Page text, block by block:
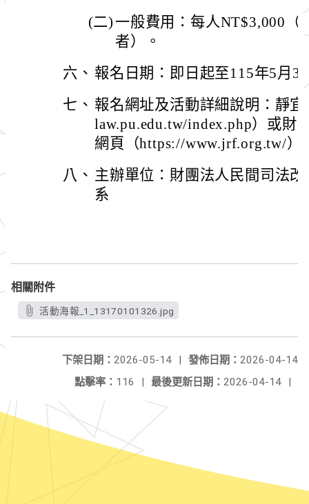
(二) 一般費用：每人NT$3,000（
者）。
六、 報名日期：即日起至115年5月
七、 報名網址及活動詳細說明：靜
law.pu.edu.tw/index.php）或財
網頁（https://www.jrf.org.tw/）
八、 主辦單位：財團法人民間司法
系
相關附件
活動海報_1_13170101326.jpg
發佈日期： 2026-04-14
下架日期： 2026-05-14
|
最後更新日期： 2026-04-14 |
點擊率： 116 |